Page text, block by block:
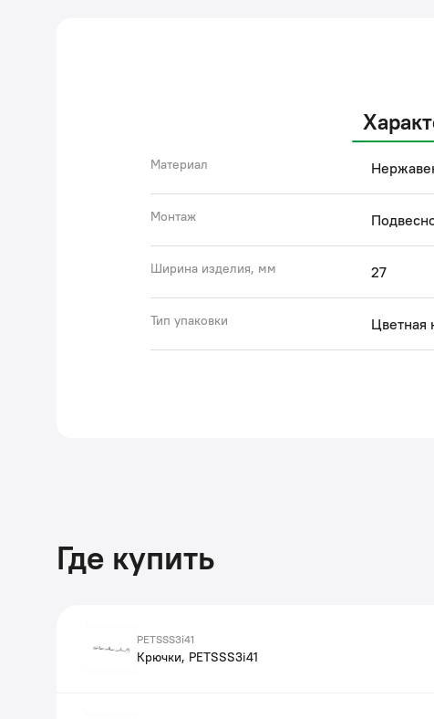
Материал
Монтаж
Ширина изделия, мм 27
Тип упаковки Цветная
Где купить
PETSSS3i41
Крючки, PETSSS3i41